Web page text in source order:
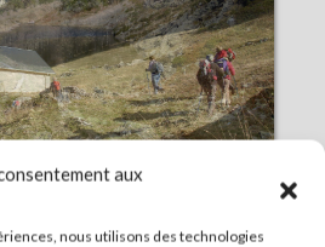
aux
nous utilisons des technologies
de la saison Jean-